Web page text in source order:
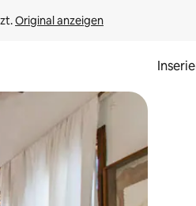
Original anzeigen